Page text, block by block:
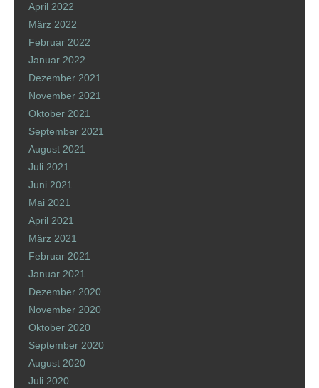
April 2022
März 2022
Februar 2022
Januar 2022
Dezember 2021
November 2021
Oktober 2021
September 2021
August 2021
Juli 2021
Juni 2021
Mai 2021
April 2021
März 2021
Februar 2021
Januar 2021
Dezember 2020
November 2020
Oktober 2020
September 2020
August 2020
Juli 2020